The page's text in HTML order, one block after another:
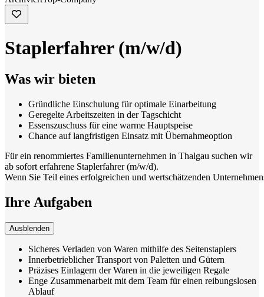
Staplerfahrer (m/w/d)
Was wir bieten
Gründliche Einschulung für optimale Einarbeitung
Geregelte Arbeitszeiten in der Tagschicht
Essenszuschuss für eine warme Hauptspeise
Chance auf langfristigen Einsatz mit Übernahmeoption
Für ein renommiertes Familienunternehmen in Thalgau suchen wir
ab sofort erfahrene Staplerfahrer (m/w/d).
Wenn Sie Teil eines erfolgreichen und wertschätzenden
Ihre Aufgaben
Ausblenden
Sicheres Verladen von Waren mithilfe des Seitenstaplers
Innerbetrieblicher Transport von Paletten und Gütern
Präzises Einlagern der Waren in die jeweiligen Regale
Enge Zusammenarbeit mit dem Team für einen reibungslosen
Ablauf